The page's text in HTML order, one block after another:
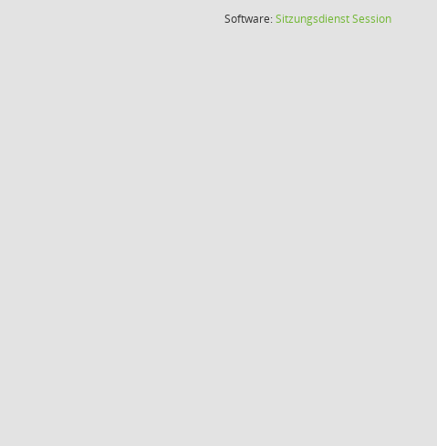
Software:SitzungsdienstSession(Wird in